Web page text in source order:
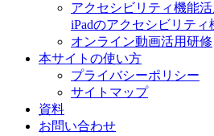
アクセシビリティ機能活
iPadのアクセシビリティ
オンライン動画活用研修
本サイトの使い方
プライバシーポリシー
サイトマップ
資料
お問い合わせ